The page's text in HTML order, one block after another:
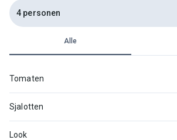
4 personen
Alle
Tomaten
Sjalotten
Look